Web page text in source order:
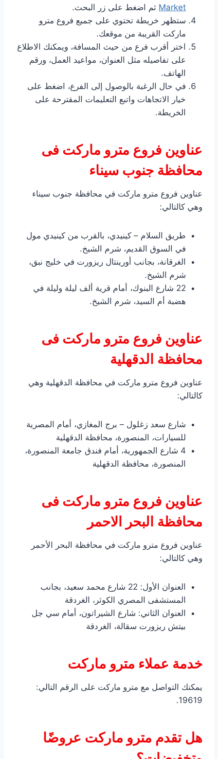
Market ثم اضغط على زر البحث.
ستظهر خريطة تحتوي على جميع فروع مترو
ماركت القريبة من موقعك.
اختر أقرب فرع من حيث المسافة، ويمكنك الاطلاع
على تفاصيله مثل العنوان، مواعيد العمل، ورقم
الهاتف.
في حال الرغبة بالوصول إلى الفرع، اضغط على
خيار الاتجاهات واتبع التعليمات المقترحة على
الخريطة.
عناوين فروع مترو ماركت فى
محافظة جنوب سيناء
عناوين فروع مترو ماركت في محافظة جنوب سيناء
وهي كالتالي:
طريق السلام – كينيدي، بالقرب من كينيدي مول
في السوق القديم، شرم الشيخ.
الغرقانة، بجانب أورينتال ريزورت في خليج نبق،
شرم الشيخ.
22 شارع البنوك، أمام قرية ألف ليلة وليلة في
هضبة أم السيد، شرم الشيخ.
عناوين فروع مترو ماركت فى
محافظة الدقهلية
عناوين فروع مترو ماركت في محافظة الدقهلية وهي
كالتالي:
شارع سعد زغلول – برج المغازي، أمام المصرية
للسيارات، المنصورة، محافظة الدقهلية
4 شارع الجمهورية، أمام فندق جامعة المنصورة،
المنصورة، محافظة الدقهلية
عناوين فروع مترو ماركت فى
محافظة البحر الاحمر
عناوين فروع مترو ماركت في محافظة البحر الأحمر
وهي كالتالي:
العنوان الأول: 22 شارع محمد سعيد، بجانب
المستشفى المصري الكوثر، الغردقة
العنوان الثاني: شارع الشيراتون، أمام سي جل
بيتش ريزورت سقالة، الغردقة
خدمة عملاء مترو ماركت
يمكنك التواصل مع مترو ماركت على الرقم التالي:
19619.
هل تقدم مترو ماركت عروضًا